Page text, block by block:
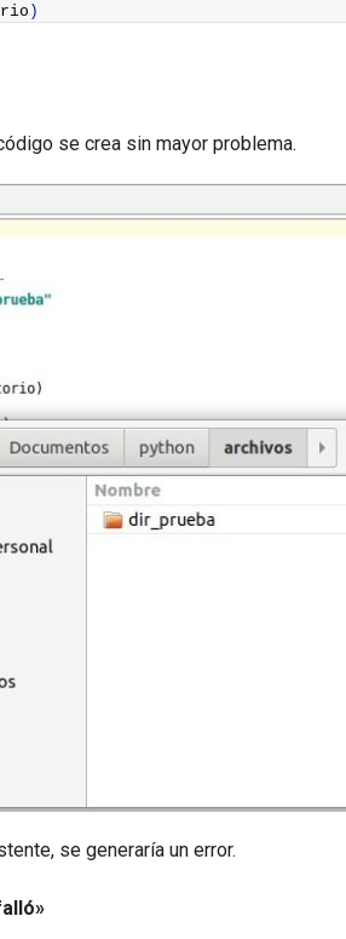
)
se crea sin mayor problema.
se generaría un error.